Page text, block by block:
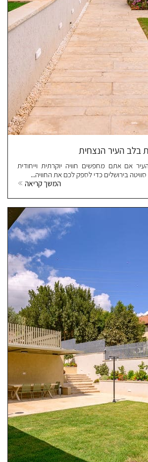
בלב העיר הנצחית
אם אתם מחפשים חוויה יוקרתית וייחודית
בירושלים כדי לספק לכם את החוויה...
המשך קריאה